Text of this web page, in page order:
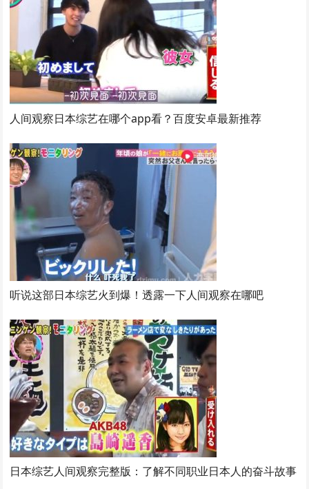
人间观察日本综艺在哪个app看？百度安卓最新推荐
听说这部日本综艺火到爆！透露一下人间观察在哪吧
日本综艺人间观察完整版：了解不同职业日本人的奋斗故事